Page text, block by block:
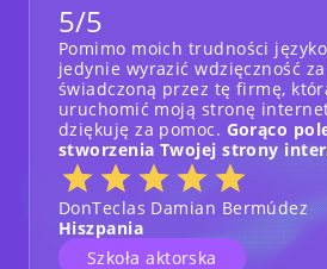
5/5
Pomimo moich trudności
jedynie wyrazić wdzięczność za
świadczoną przez tę firmę,
uruchomić moją stronę
dziękuję za pomoc. Gorąco
stworzenia Twojej strony
DonTeclas Damian Bermúdez
Hiszpania
Szkoła aktorska